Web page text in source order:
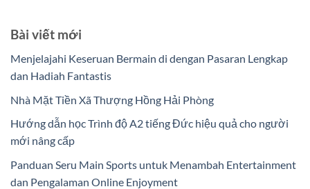
Bài viết mới
Menjelajahi Keseruan Bermain di dengan Pasaran Lengkap
dan Hadiah Fantastis
Nhà Mặt Tiền Xã Thượng Hồng Hải Phòng
Hướng dẫn học Trình độ A2 tiếng Đức hiệu quả cho người
mới nâng cấp
Panduan Seru Main Sports untuk Menambah Entertainment
dan Pengalaman Online Enjoyment